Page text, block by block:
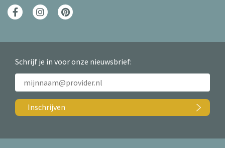
Schrijf je in voor onze nieuwsbrief:
Inschrijven